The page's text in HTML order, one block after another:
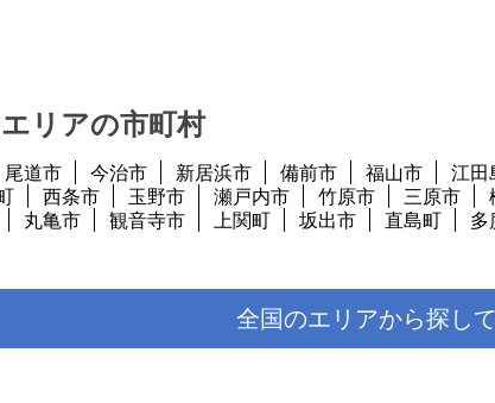
リアの市町村
尾道市 今治市 新居浜市 備前市 福山市 江田
西条市 玉野市 瀬戸内市 竹原市 三原市
丸亀市 観音寺市 上関町 坂出市 直島町 多
全国のエリアから探し